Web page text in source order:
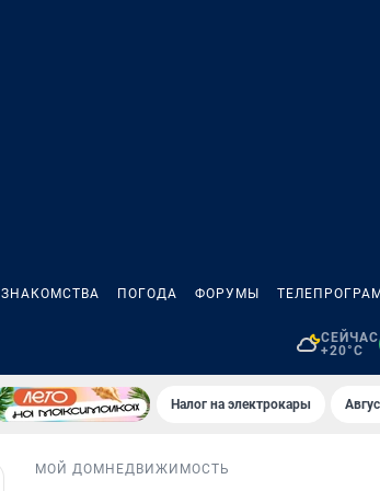
ЗНАКОМСТВА ПОГОДА ФОРУМЫ
СЕЙЧАС
+20°C
Налог на электрокары
МОЙ ДОМ НЕДВИЖИМОСТЬ